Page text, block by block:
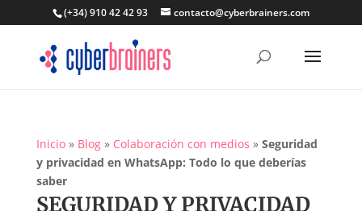
(+34) 910 42 42 93 contacto@cyberbrainers.com
Inicio» Blog» Colaboración con medios » Seguridad
y privacidad en WhatsApp: Todo lo que deberías
saber
SEGURIDAD Y PRIVACIDAD